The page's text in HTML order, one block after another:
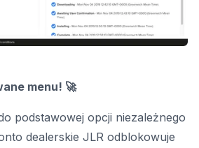
menu! 🚀
podstawowej opcji niezależnego
dealerskie JLR odblokowuje